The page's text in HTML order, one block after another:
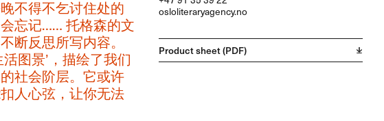
不得不乞讨住处的
忘记…… ​托格森的文
断反思所写内容。​
图景’，​描绘了我们
社会阶层。​它或许
人心弦，​让你无法
osloliteraryagency.no
Product sheet (PDF)